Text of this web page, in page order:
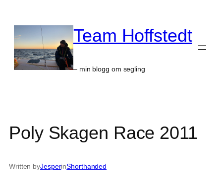
content
Team Hoffstedt
– min blogg om segling
Poly Skagen Race 2011
Written byJesperinShorthanded